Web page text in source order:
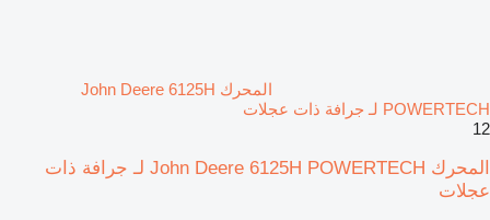
المحرك John Deere 6125H
POWERTECH لـ جرافة ذات عجلات
12
المحرك John Deere 6125H POWERTECH لـ جرافة ذات
عجلات